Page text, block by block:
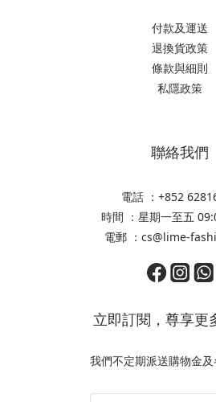
付款及運送
退換貨政策
條款與細則
私隱政策
聯絡我們
電話 ：+852
時間 ：星期一至五
電郵 ：cs@lime-
立即訂閱，尊享更
我們不定期派送購物金